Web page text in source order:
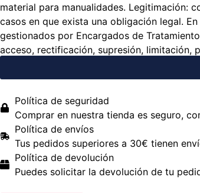
material para manualidades. Legitimación:
casos en que exista una obligación legal.
gestionados por Encargados de
acceso, rectificación, supresión, limitación,
Política de seguridad
Comprar en nuestra tienda es seguro,
Política de envíos
Tus pedidos superiores a 30€ tienen
Política de devolución
Puedes solicitar la devolución de tu